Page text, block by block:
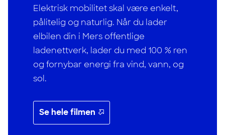
Elektrisk mobilitet skal være enkelt,
pålitelig og naturlig. Når du lader
elbilen din i Mers offentlige
ladenettverk, lader du med 100 % ren
og fornybar energi fra vind, vann, og
sol.
Se hele filmen